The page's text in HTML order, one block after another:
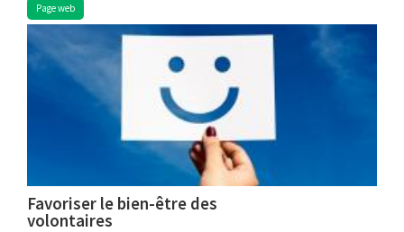
Page web
Favoriser le bien-être des
volontaires